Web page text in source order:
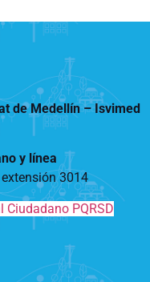
de Medellín –Isvimed
y línea
3014
Ciudadano PQRSD